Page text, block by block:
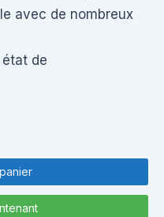
avec de nombreux
de